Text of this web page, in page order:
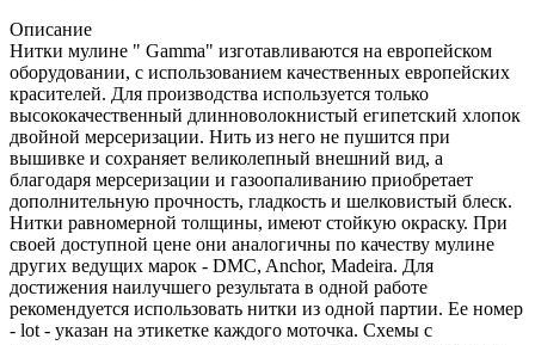
Описание
Нитки мулине " Gamma" изготавливаются на европейском
оборудовании, с использованием качественных европейских
красителей. Для производства используется только
высококачественный длинноволокнистый египетский хлопок
двойной мерсеризации. Нить из него не пушится при
вышивке и сохраняет великолепный внешний вид, а
благодаря мерсеризации и газоопаливанию приобретает
дополнительную прочность, гладкость и шелковистый блеск.
Нитки равномерной толщины, имеют стойкую окраску. При
своей доступной цене они аналогичны по качеству мулине
других ведущих марок - DMC, Anchor, Madeira. Для
достижения наилучшего результата в одной работе
рекомендуется использовать нитки из одной партии. Ее номер
- lot - указан на этикетке каждого моточка. Схемы с